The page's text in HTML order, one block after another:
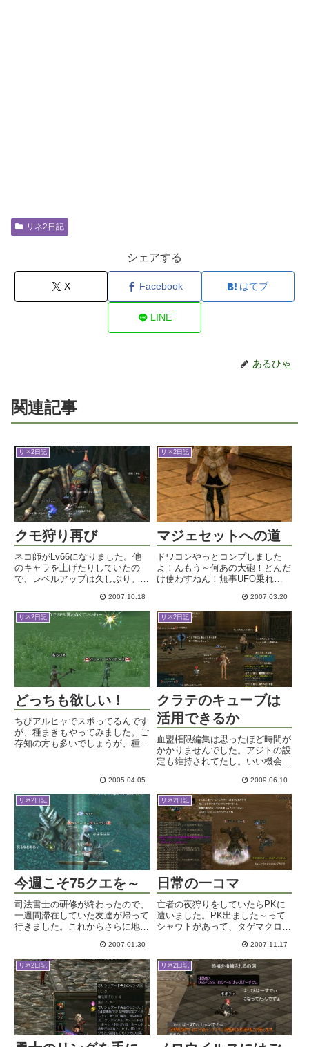
リネ2日記
シェアする
X Facebook はてブ
LINE
あるひゃ
関連記事
リネ2日記
クモ狩り再び
ネコ師がLv66になりました。他
のキャラを上げたりしていたの
で、レベルアップは久しぶり。ス
けばよかったかしら。でも改良グ
レートコドランを植えられるのは
Lv66まで。もっとあの種でウマ
ウマしたかったりもするのです...
2007.10.18
リネ2日記
マジェセットへの道
ドワコンやっとコンプしました
よ！んもう～何あの大砲！どんだ
け使わすねん！無事UFO乗れた
っているのでドワ娘マークが3
個・・。ま、これが実力ってヤツ
ですよ・・。大砲の後の導火線タ
イムアタックも結構手間がかかり
まし...
2007.03.20
リネ2日記
どっちも欲しい！
ちびアルヒャでスポってるんです
が、種まきもやってみました。ご
存知の方も多いでしょうが、種ま
とができるんですよね～。１：種
クであれば安心してつけること
が...
2005.04.05
リネ2日記
クラテのキューブは
活用できるか
血盟権限編集は思ったほど時間が
かかりませんでした。アジトの設
定も維持されてたし。いい機会な
ました。血盟員のランクが多少変
わっていますが、それぞれが出来
ることには変わり無いはずです。
長期INしていない人は、アカハ...
2009.06.10
リネ2日記
今週こそ75クエを～
司法書士の研修が終わったので、
一週間滞在していた友達が帰って
行きました。これからさらに地元
んだか大変なんだねぇ。週末は連
続飲み会などで外出続きでしたの
で、今週はまったりと過ごしまし
ょか。遊び歩いている間に家族
が...
2007.01.30
リネ2日記
日常の一コマ
亡者の夜狩りをしていたらPKに
遭いました。PK出ました～って
シャウトがあって、タゲマクロ作
後ろにいましてね。つーても夜狩
りの最中に襲われたら、なんかも
うどうしようもないというか。普
段Ctrlキー押し慣れていない...
2007.11.17
リネ2日記 リネ2日記